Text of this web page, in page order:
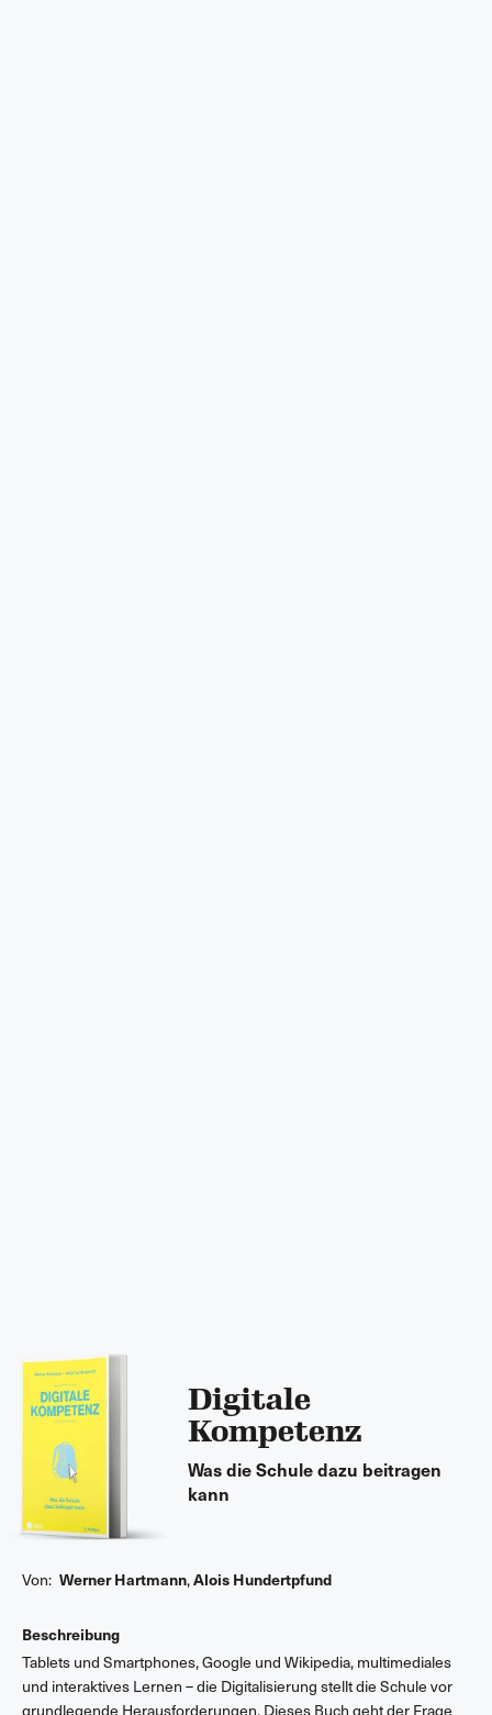
Digitale
Kompetenz
Was die Schule dazu beitragen
kann
Von: Werner Hartmann,Alois Hundertpfund
Beschreibung
Tablets und Smartphones, Google und Wikipedia, multimediales
und interaktives Lernen – die Digitalisierung stellt die Schule vor
grundlegende Herausforderungen. Dieses Buch geht der Frage